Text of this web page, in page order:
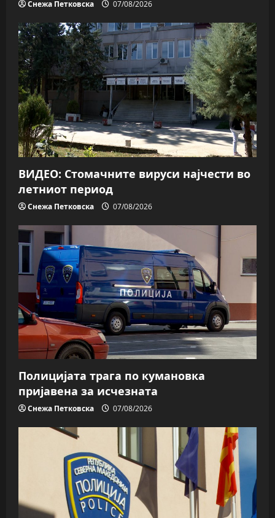
Снежа Петковска 07/08/2026
ВИДЕО: Стомачните вируси најчести во
летниот период
Снежа Петковска 07/08/2026
Полицијата трага пo кумановка
пријавена за исчезната
Снежа Петковска 07/08/2026